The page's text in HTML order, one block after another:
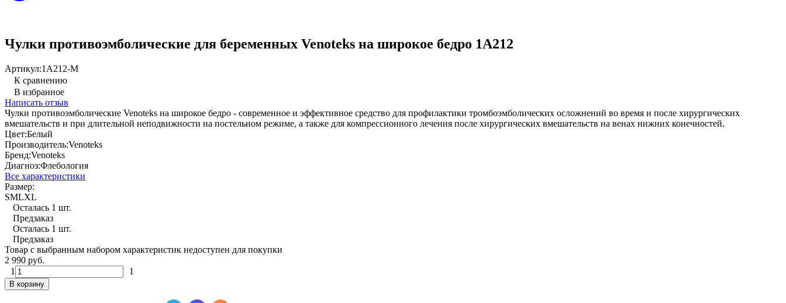
Чулки противоэмболические для беременных Venoteks на широкое бедро 1A212
Артикул:1A212-M
К сравнению
В избранное
Написать отзыв
Чулки противоэмболические Venoteks на широкое бедро - современное и эффективное средство для профилактики тромбоэмболических осложнений во время и после хирургических
вмешательств и при длительной неподвижности на постельном режиме, а также для компрессионного лечения после хирургических вмешательств на венах нижних конечностей.
Цвет:Белый
Производитель:Venoteks
Бренд:Venoteks
Диагноз:Флебология
Все характеристики
Размер:
SMLXL
Осталась 1 шт.
Предзаказ
Осталась 1 шт.
Предзаказ
Товар с выбранным набором характеристик недоступен для покупки
2 990 руб.
1
1
В корзину